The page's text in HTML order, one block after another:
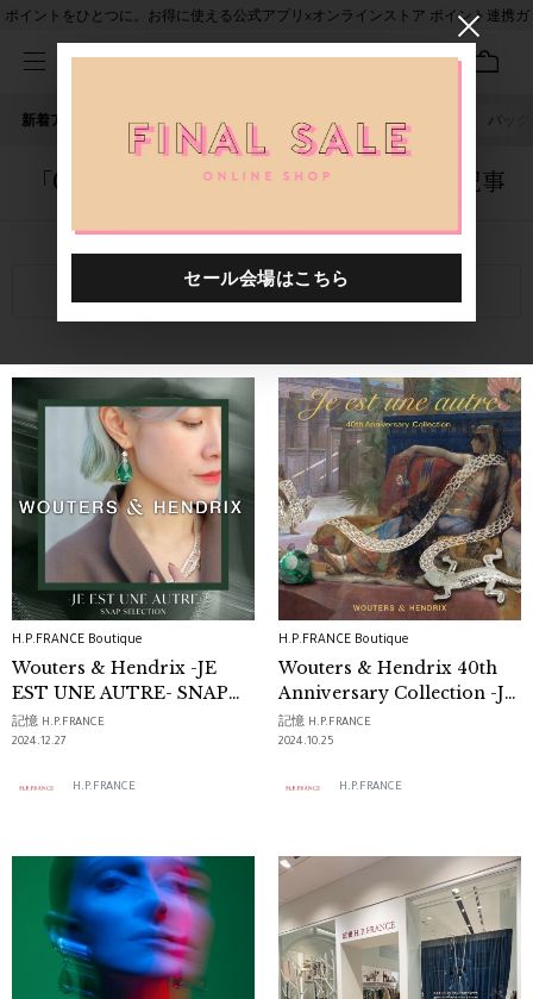
ポイントをひとつに。お得に使える公式アプリ×オンラインストア ポイント連携ガ
新着アイテム 人気ワード セール 40th限定 バッグ
「0000027.2429033.0004」に関する記事
関連キーワード
H.P.FRANCE Boutique
Wouters & Hendrix -JE
EST UNE AUTRE- SNAP
SELECTION
記憶 H.P.FRANCE
2024.12.27
H.P.FRANCE
H.P.FRANCE Boutique
Wouters & Hendrix 40th
Anniversary Collection -JE
EST UNE AUTRE-
記憶 H.P.FRANCE
2024.10.25
H.P.FRANCE